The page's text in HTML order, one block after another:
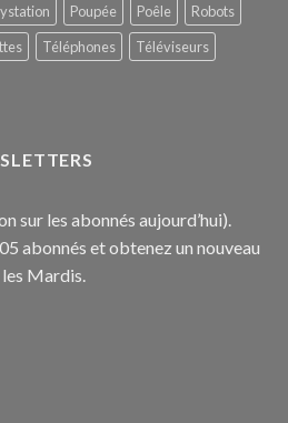
Poupée Poêle
Robots
Téléphones
Téléviseurs
sur les abonnés aujourd’hui).
abonnés et obtenez un nouveau
Mardis.